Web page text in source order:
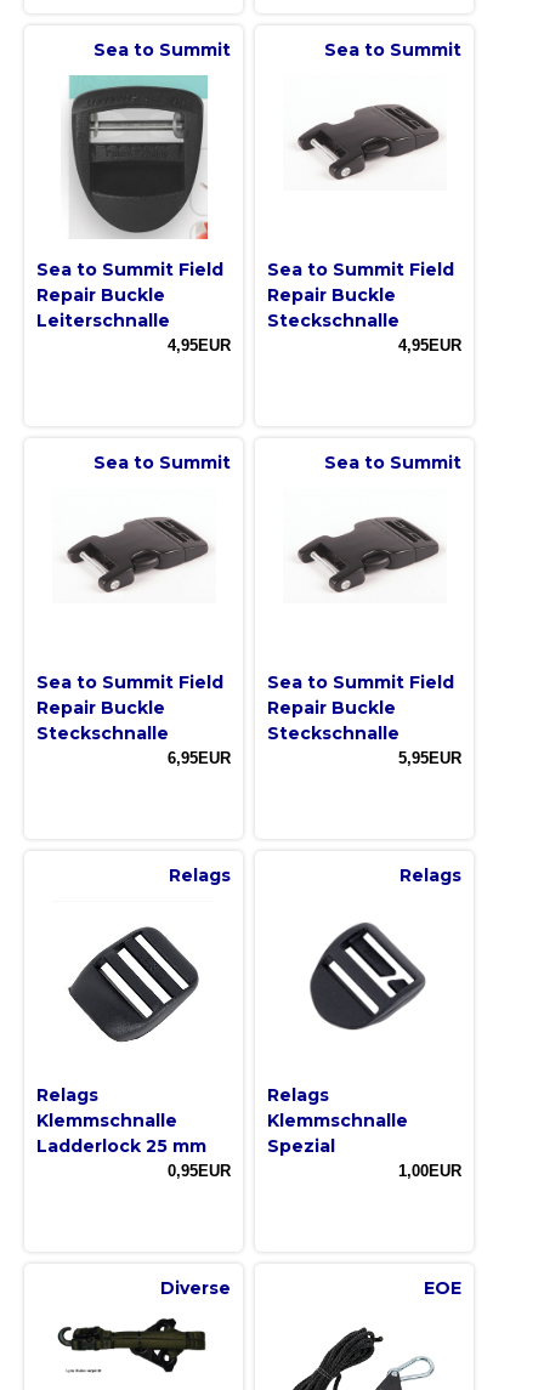
Sea to Summit
Sea to Summit Field
Repair Buckle
Leiterschnalle
4,95EUR
Sea to Summit
Sea to Summit Field
Repair Buckle
Steckschnalle
4,95EUR
Sea to Summit
Sea to Summit Field
Repair Buckle
Steckschnalle
6,95EUR
Sea to Summit
Sea to Summit Field
Repair Buckle
Steckschnalle
5,95EUR
Relags
Relags
Klemmschnalle
Ladderlock 25 mm
0,95EUR
Relags
Relags
Klemmschnalle
Spezial
1,00EUR
Diverse EOE